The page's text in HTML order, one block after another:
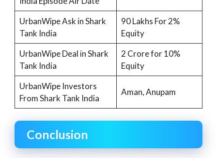
UrbanWipe Ask in Shark
Tank India
90 Lakhs For 2%
Equity
UrbanWipe Deal in Shark
Tank India
2 Crore for 10%
Equity
UrbanWipe Investors
From Shark Tank India
Aman, Anupam
Conclusion